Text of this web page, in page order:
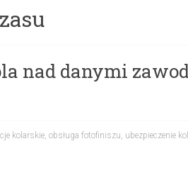
nad danymi
kolarskie, obsługa fotofiniszu, ubezpieczenie